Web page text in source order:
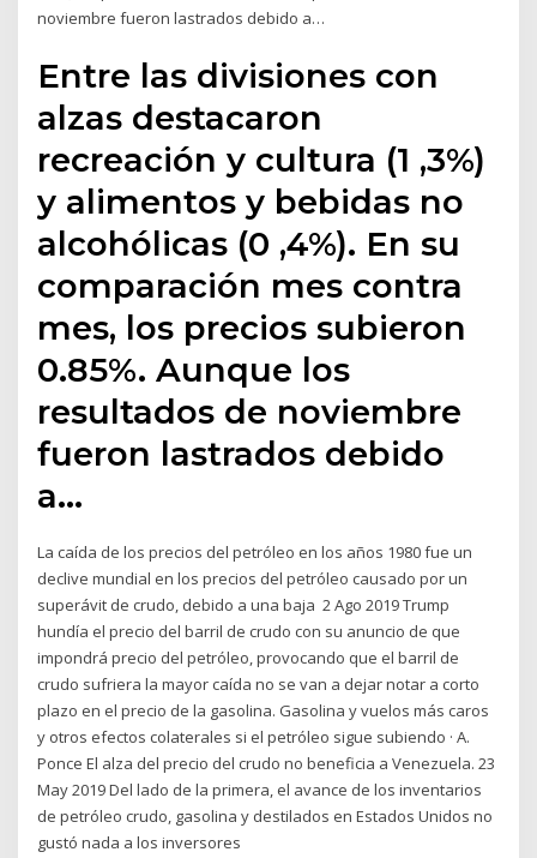
noviembre fueron lastrados debido a…
Entre las divisiones con
alzas destacaron
recreación y cultura (1 ,3%)
y alimentos y bebidas no
alcohólicas (0 ,4%). En su
comparación mes contra
mes, los precios subieron
0.85%. Aunque los
resultados de noviembre
fueron lastrados debido
a…
La caída de los precios del petróleo en los años 1980 fue un
declive mundial en los precios del petróleo causado por un
superávit de crudo, debido a una baja 2 Ago 2019 Trump
hundía el precio del barril de crudo con su anuncio de que
impondrá precio del petróleo, provocando que el barril de
crudo sufriera la mayor caída no se van a dejar notar a corto
plazo en el precio de la gasolina. Gasolina y vuelos más caros
y otros efectos colaterales si el petróleo sigue subiendo · A.
Ponce El alza del precio del crudo no beneficia a Venezuela. 23
May 2019 Del lado de la primera, el avance de los inventarios
de petróleo crudo, gasolina y destilados en Estados Unidos no
gustó nada a los inversores